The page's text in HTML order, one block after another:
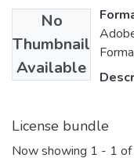
No
Thumbnail
Available
License bundle
Now showing 1 - 1